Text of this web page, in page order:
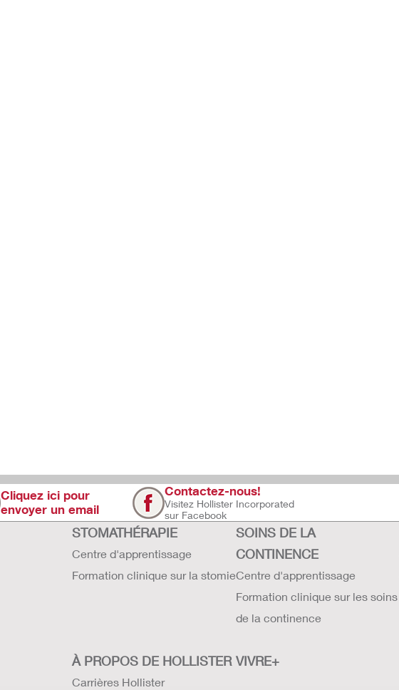
Cliquez ici pour
envoyer un email
Contactez-nous!
Visitez Hollister Incorporated
sur Facebook
STOMATHÉRAPIE
Centre d'apprentissage
Formation clinique sur la stomie
SOINS DE LA
CONTINENCE
Centre d'apprentissage
Formation clinique sur les soins
de la continence
À PROPOS DE HOLLISTER
Carrières Hollister
VIVRE+